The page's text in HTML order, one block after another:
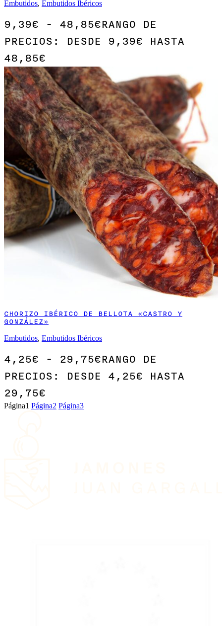
Embutidos, Embutidos Ibéricos
9,39€ - 48,85€RANGO DE
PRECIOS: DESDE 9,39€ HASTA
48,85€
CHORIZO IBÉRICO DE BELLOTA «CASTRO Y
GONZÁLEZ»
Embutidos, Embutidos Ibéricos
4,25€ - 29,75€RANGO DE
PRECIOS: DESDE 4,25€ HASTA
29,75€
Página1 Página2 Página3